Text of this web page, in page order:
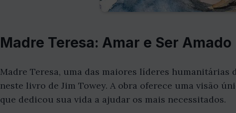
Madre Teresa: Amar e Ser Amado
Madre Teresa, uma das maiores líderes
neste livro de Jim Towey. A obra oferece uma visão
que dedicou sua vida a ajudar os mais necessitados.